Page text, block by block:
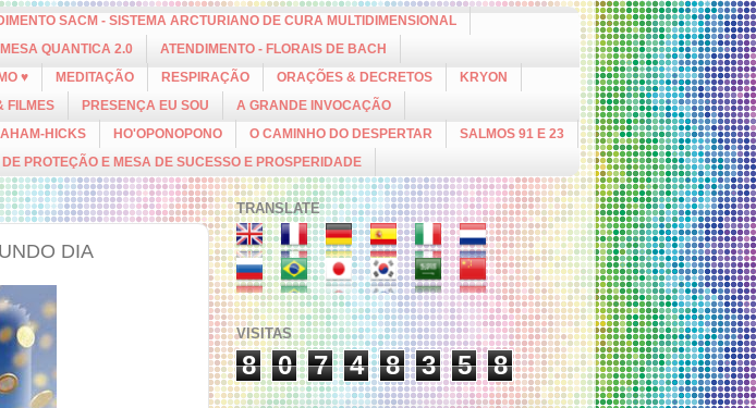
SACM - SISTEMA ARCTURIANO DE CURA MULTIDIMENSIONAL
QUANTICA 2.0
ATENDIMENTO - FLORAIS DE BACH
♥ MEDITAÇÃO RESPIRAÇÃO ORAÇÕES & DECRETOS
KRYON
FILMES PRESENÇA EU SOU
A GRANDE INVOCAÇÃO
HICKS HO'OPONOPONO O CAMINHO DO DESPERTAR
SALMOS 91 E 23
PROTEÇÃO E MESA DE SUCESSO E PROSPERIDADE
DIA
TRANSLATE
VISITAS
8 0 7 4 8 3 5 8